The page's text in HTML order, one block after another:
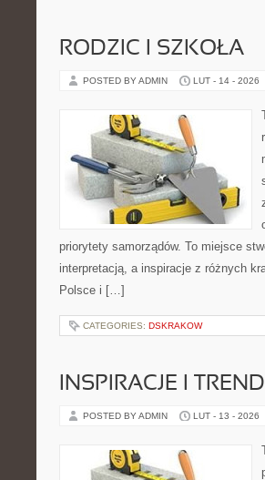
RODZIC I SZKOŁA
POSTED BY ADMIN LUT - 14 - 2026
priorytety samorządów. To miejsce
interpretacją, a inspiracje z różnych
Polsce i […]
CATEGORIES: DSKRAKOW
INSPIRACJE I
POSTED BY ADMIN LUT - 13 - 2026